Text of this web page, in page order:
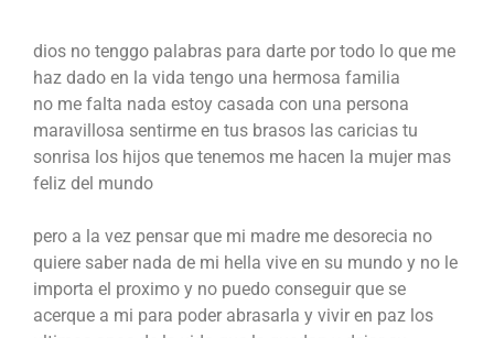
dios no tenggo palabras para darte por todo lo que me
haz dado en la vida tengo una hermosa familia
no me falta nada estoy casada con una persona
maravillosa sentirme en tus brasos las caricias tu
sonrisa los hijos que tenemos me hacen la mujer mas
feliz del mundo
pero a la vez pensar que mi madre me desorecia no
quiere saber nada de mi hella vive en su mundo y no le
importa el proximo y no puedo conseguir que se
acerque a mi para poder abrasarla y vivir en paz los